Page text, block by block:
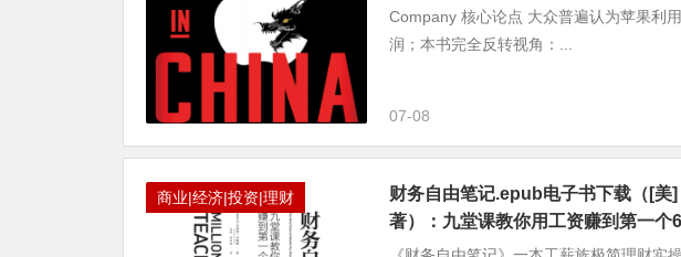
Company 核心论点 大众普遍认为苹果利
润；本书完全反转视角：...
07-08
商业|经济|投资|理财
财务自由笔记.epub电子书下载（[美
著）：九堂课教你用工资赚到第一个